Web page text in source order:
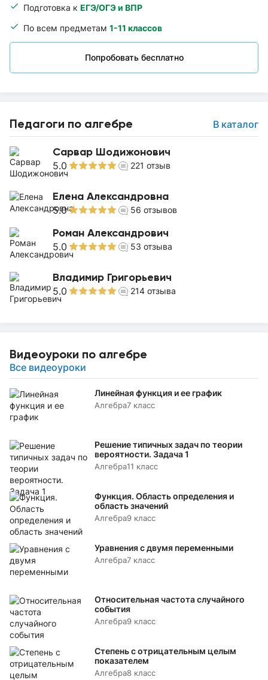
Подготовка к ЕГЭ/ОГЭ и ВПР
По всем предметам 1-11 классов
Попробовать бесплатно
Педагоги по алгебре В каталог
Сарвар Шодижонович
5.0 221 отзыв
Елена Александровна
5.0 56 отзывов
Роман Александрович
5.0 53 отзыва
Владимир Григорьевич
5.0 214 отзыва
Видеоуроки по алгебре
Все видеоуроки
Линейная функция и ее график
Алгебра7 класс
Решение типичных задач по теории
вероятности. Задача 1
Алгебра11 класс
Функция. Область определения и
область значений
Алгебра9 класс
Уравнения с двумя переменными
Алгебра7 класс
Относительная частота случайного
события
Алгебра9 класс
Степень с отрицательным целым
показателем
Алгебра8 класс